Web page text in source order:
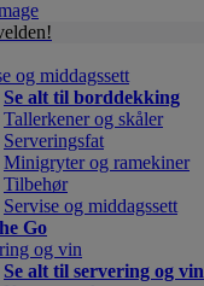
og middagssett
Se alt til borddekking
Tallerkener og skåler
Serveringsfat
Minigryter og ramekiner
Tilbehør
Servise og middagssett
Go
og vin
Se alt til servering og vin